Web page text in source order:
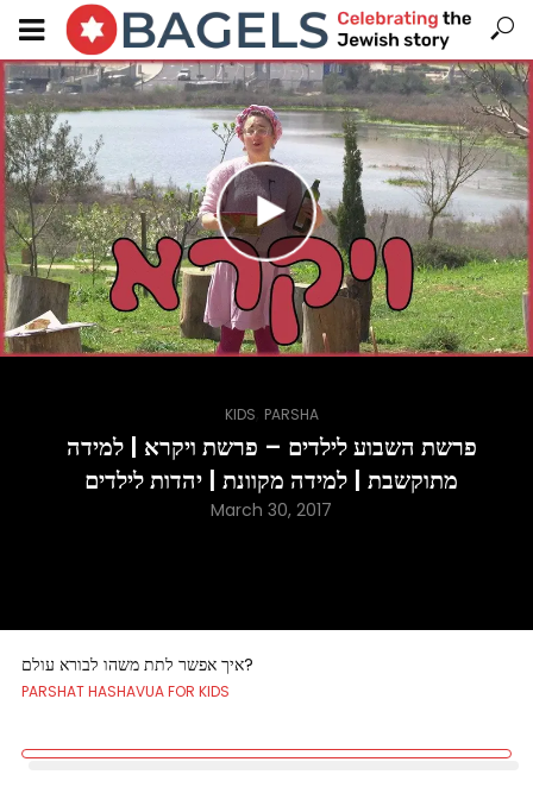
KIDS PARSHA
פרשת השבוע לילדים – פרשת ויקרא | למידה
מתוקשבת | למידה מקוונת | יהדות לילדים
March 30, 2017
איך אפשר לתת משהו לבורא עולם?
PARSHAT HASHAVUA FOR KIDS